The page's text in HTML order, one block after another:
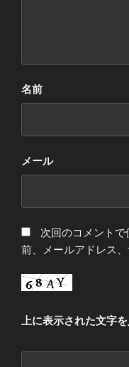
名前
メール
次回のコメント
前、メールアドレス、
上に表示された文字